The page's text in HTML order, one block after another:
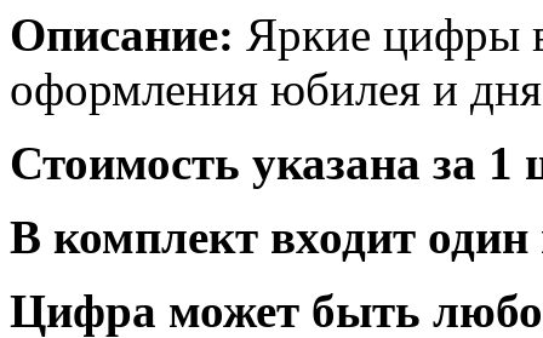
Описание: Яркие цифры
оформления юбилея и
Стоимость указана за 1
В комплект входит один
Цифра может быть